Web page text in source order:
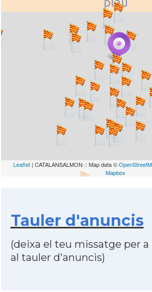
Leaflet| CATALANSALMON :: Map data ©
Mapbox
Tauler d'anuncis
(deixa el teu missatge per
al tauler d'anuncis)